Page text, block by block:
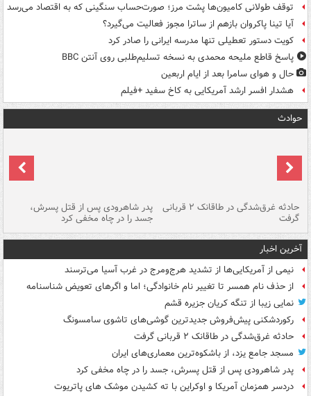
توقف طولانی کامیون‌ها پشت مرز؛ صورت‌حساب سنگینی که به اقتصاد می‌رسد
آیا تینا پاکروان بازهم از ساترا مجوز فعالیت می‌گیرد؟
کویت دستور تعطیلی تنها مدرسه ایرانی را صادر کرد
پاسخ قاطع ملیحه محمدی به نسخه تسلیم‌طلبی روی آنتن BBC
حال و هوای سامرا بعد از ایام اربعین
هشدار افسر ارشد آمریکایی به کاخ سفید +فیلم
حوادث
حادثه غرق‌شدگی در طاقانک ۲ قربانی
گرفت
پدر شاهرودی پس از قتل پسرش،
جسد را در چاه مخفی کرد
آخرین اخبار
نیمی از آمریکایی‌ها از تشدید هرج‌ومرج در غرب آسیا می‌ترسند
از حذف نام همسر تا تغییر نام خانوادگی؛ اما و اگرهای تعویض شناسنامه
نمایی زیبا از تنگه کریان جزیره قشم
رکوردشکنی پیش‌فروش جدیدترین گوشی‌های تاشوی سامسونگ
حادثه غرق‌شدگی در طاقانک ۲ قربانی گرفت
مسجد جامع یزد، از باشکوه‌ترین معماری‌های ایران
پدر شاهرودی پس از قتل پسرش، جسد را در چاه مخفی کرد
دردسر همزمان آمریکا و اوکراین با ته کشیدن موشک های پاتریوت